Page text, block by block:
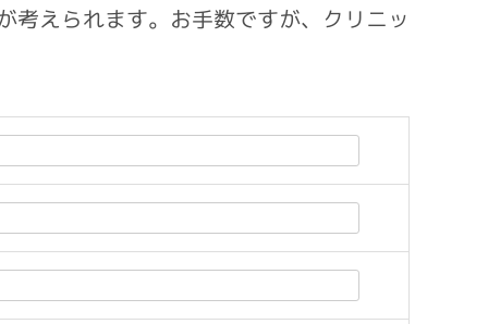
考えられます。お手数ですが、クリニッ